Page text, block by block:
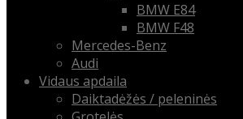
BMW E84
BMW F48
Mercedes-Benz
Audi
Vidaus apdaila
Daiktadėžės / peleninės